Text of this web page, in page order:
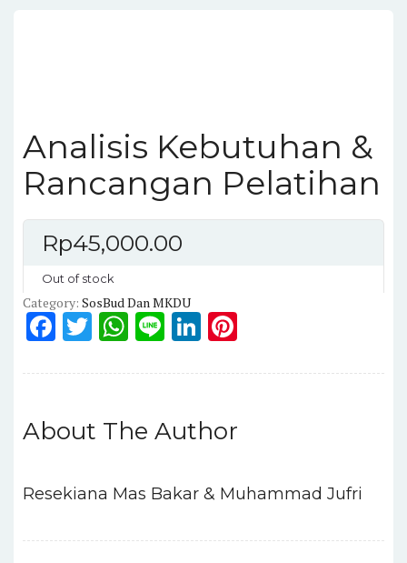
Analisis Kebutuhan &
Rancangan Pelatihan
Rp45,000.00
Out of stock
Category: SosBud Dan MKDU
F
c
b
o
T
it
te
r
W
a
A
p
Li
e
Li
k
e
dI
te
About The Author
Resekiana Mas Bakar & Muhammad Jufri